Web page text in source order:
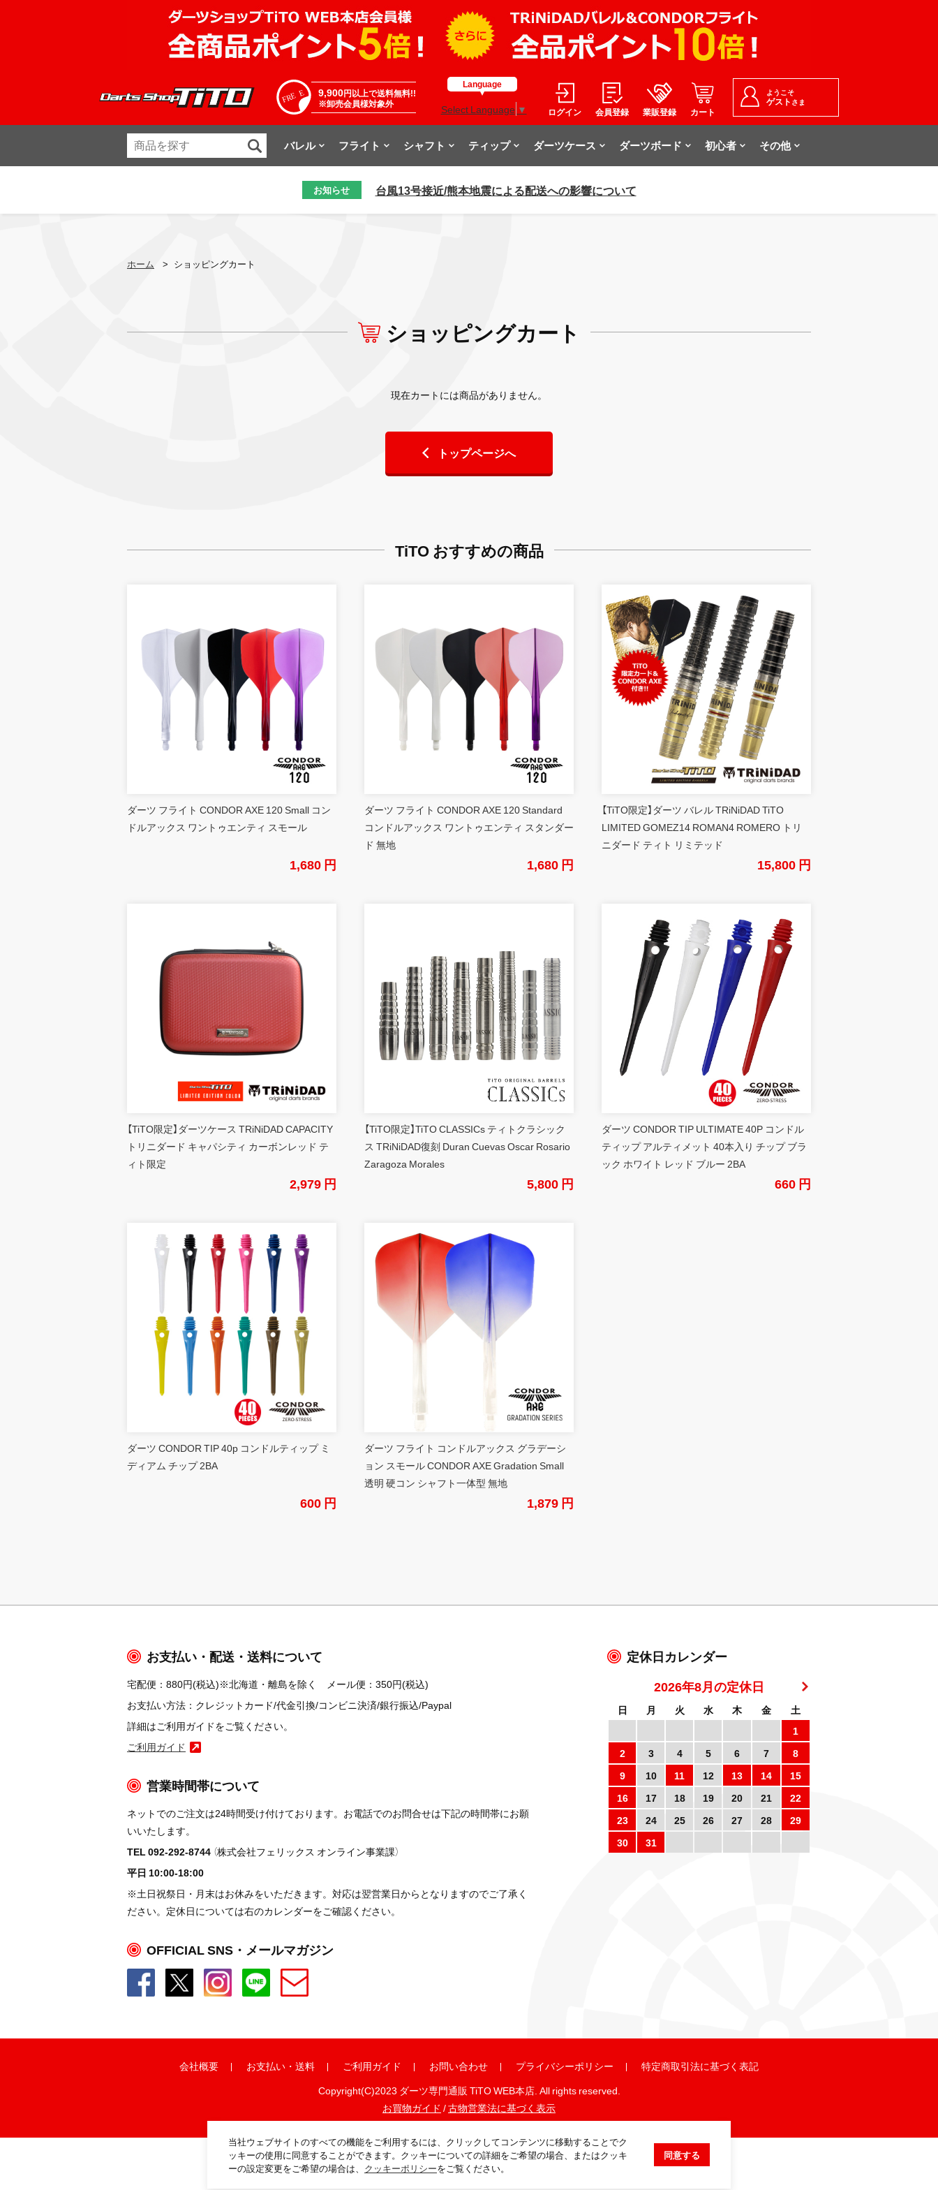
9,900円以上で送料無料!!
※卸売会員様対象外
Language
Select Language ▼ ログイン 会員登録 業販登録 カート
ようこそ
ゲスト さま
バレル フライト シャフト ティップ ダーツケース ダーツボード 初心者 その他
お知らせ 台風13号接近/熊本地震による配送への影響について
ホーム > ショッピングカート
ショッピングカート
現在カートには商品がありません。
トップページへ
TiTO おすすめの商品
ダーツ フライト CONDOR AXE 120 Small コン
ドルアックス ワントゥエンティ スモール
1,680 円
ダーツ フライト CONDOR AXE 120 Standard
コンドルアックス ワントゥエンティ スタンダー
ド 無地
1,680 円
【TiTO限定】ダーツ バレル TRiNiDAD TiTO
LIMITED GOMEZ14 ROMAN4 ROMERO トリ
ニダード ティト リミテッド
15,800 円
【TiTO限定】ダーツケース TRiNiDAD CAPACITY
トリニダード キャパシティ カーボンレッド テ
ィト限定
2,979 円
【TiTO限定】TiTO CLASSICs ティトクラシック
ス TRiNiDAD復刻 Duran Cuevas Oscar Rosario
Zaragoza Morales
5,800 円
ダーツ CONDOR TIP ULTIMATE 40P コンドル
ティップ アルティメット 40本入り チップ ブラ
ック ホワイト レッド ブルー 2BA
660 円
ダーツ CONDOR TIP 40p コンドルティップ ミ
ディアム チップ 2BA
600 円
ダーツ フライト コンドルアックス グラデーシ
ョン スモール CONDOR AXE Gradation Small
透明 硬コン シャフト一体型 無地
1,879 円
当社ウェブサイトのすべての機能をご利用するには、クリックしてコンテンツに移動することでク
ッキーの使用に同意することができます。クッキーについての詳細をご希望の場合、またはクッキ
ーの設定変更をご希望の場合は、 クッキーポリシーをご覧ください。
同意する
お支払い・配送・送料について
宅配便：880円(税込)※北海道・離島を除く メール便：350円(税込)
お支払い方法：クレジットカード/代金引換/コンビニ決済/銀行振込/Paypal
詳細はご利用ガイドをご覧ください。
ご利用ガイド
営業時間帯について
ネットでのご注文は24時間受け付けております。お電話でのお問合せは下記の時間帯にお願
いいたします。
TEL 092-292-8744 （株式会社フェリックス オンライン事業課）
平日 10:00-18:00
※土日祝祭日・月末はお休みをいただきます。対応は翌営業日からとなりますのでご了承く
ださい。定休日については右のカレンダーをご確認ください。
OFFICIAL SNS・メールマガジン
定休日カレンダー
2026年8月の定休日
日 月 火 水 木 金
土
1
2
3 4 5 6 7
8
9
10 11 12 13 14
15
16
17 18 19 20 21
22
23
24 25 26 27 28
29
30
31
会社概要 お支払い ・ 送料 ご利用ガイド お問い合わせ プライバシーポリシー
特定商取引法に基づく表記
Copyright(C)2023 ダーツ専門通販 TiTO WEB本店. All rights reserved.
お買物ガイド /古物営業法に基づく表示